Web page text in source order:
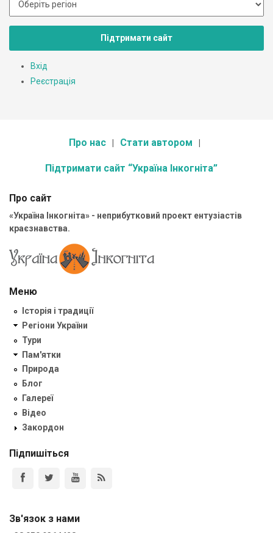
Підтримати сайт
Вхід
Реєстрація
Про нас Стати автором
Підтримати сайт “Україна Інкогніта”
Про сайт
«Україна Інкогніта» - неприбутковий проект ентузіастів
краєзнавства.
Меню
Історія і традиції
Регіони України
Тури
Пам'ятки
Природа
Блог
Галереї
Відео
Закордон
Підпишіться
Зв'язок з нами